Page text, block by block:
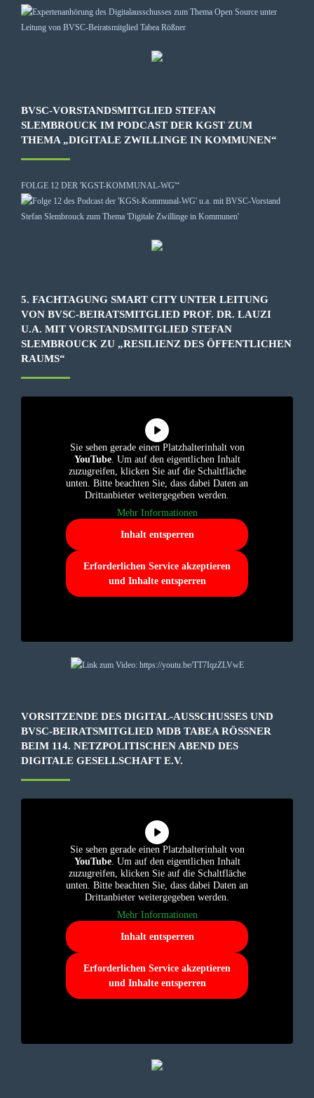
BVSC-VORSTANDSMITGLIED STEFAN
SLEMBROUCK IM PODCAST DER KGST ZUM
THEMA „DIGITALE ZWILLINGE IN KOMMUNEN“
FOLGE 12 DER 'KGST-KOMMUNAL-WG'“
5. FACHTAGUNG SMART CITY UNTER LEITUNG
VON BVSC-BEIRATSMITGLIED PROF. DR. LAUZI
U.A. MIT VORSTANDSMITGLIED STEFAN
SLEMBROUCK ZU „RESILIENZ DES ÖFFENTLICHEN
RAUMS“
Sie sehen gerade einen Platzhalterinhalt von
YouTube. Um auf den eigentlichen Inhalt
zuzugreifen, klicken Sie auf die Schaltfläche
unten. Bitte beachten Sie, dass dabei Daten an
Drittanbieter weitergegeben werden.
Mehr Informationen
Inhalt entsperren
Erforderlichen Service akzeptieren
und Inhalte entsperren
VORSITZENDE DES DIGITAL-AUSSCHUSSES UND
BVSC-BEIRATSMITGLIED MDB TABEA RÖSSNER B
EIM 114. NETZPOLITISCHEN ABEND DES D
IGITALE GESELLSCHAFT E.V.
Sie sehen gerade einen Platzhalterinhalt von
YouTube. Um auf den eigentlichen Inhalt
zuzugreifen, klicken Sie auf die Schaltfläche
unten. Bitte beachten Sie, dass dabei Daten an
Drittanbieter weitergegeben werden.
Mehr Informationen
Inhalt entsperren
Erforderlichen Service akzeptieren
und Inhalte entsperren